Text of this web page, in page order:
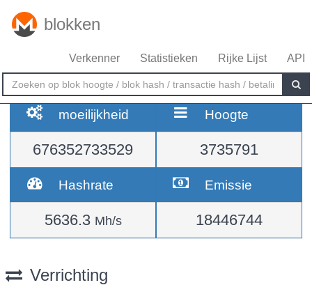
blokken
Verkenner Statistieken Rijke Lijst API
moeilijkheid
676352733529
Hoogte
3735791
Hashrate
5636.3 Mh/s
Emissie
18446744
Verrichting